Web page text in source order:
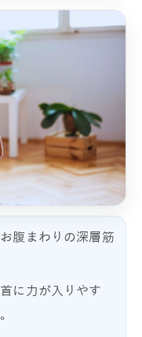
腹まわりの深層筋
に力が入りやす